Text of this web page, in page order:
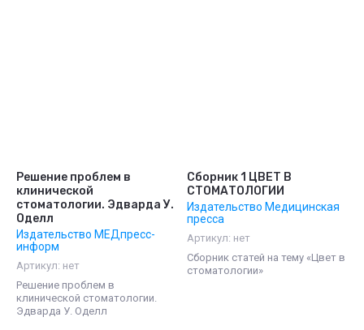
Решение проблем в
клинической
стоматологии. Эдварда У.
Оделл
Издательство МЕДпресс-
информ
Артикул: нет
Решение проблем в
клинической стоматологии.
Эдварда У. Оделл
Сборник 1 ЦВЕТ В
СТОМАТОЛОГИИ
Издательство Медицинская
пресса
Артикул: нет
Сборник статей на тему «Цвет в
стоматологии»